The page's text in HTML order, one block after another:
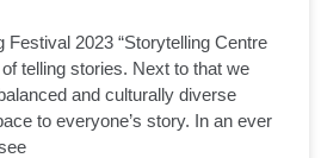
Festival 2023 “Storytelling Centre
telling stories. Next to that we
and culturally diverse
to everyone’s story. In an ever